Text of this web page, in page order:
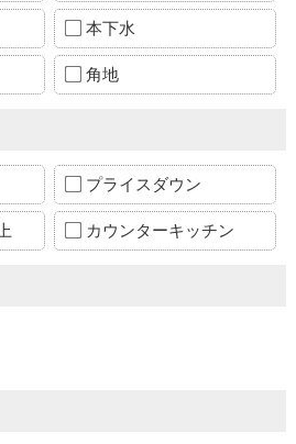
本下水
角地
プライスダウン
カウンターキッチン